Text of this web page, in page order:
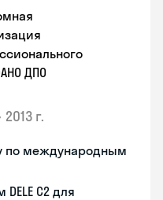
ДПО
2013 г.
по международным
C2 для